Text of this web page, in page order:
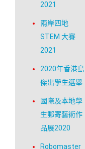
2021
兩岸四地
STEM 大賽
2021
2020年香港島
傑出學生選舉
國際及本地學
生郵寄藝術作
品展2020
Robomaster